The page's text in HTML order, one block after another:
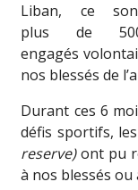
Liban, ce
plus de
engagés
nos blessés de
Durant ces 6
défis sportifs, les
reserve)ont pu
à nos blessés ou